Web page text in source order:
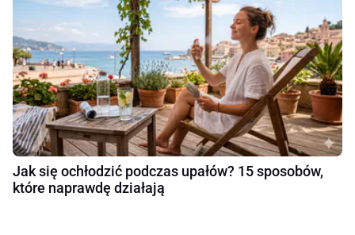
Jak się ochłodzić podczas upałów? 15 sposobów,
które naprawdę działają